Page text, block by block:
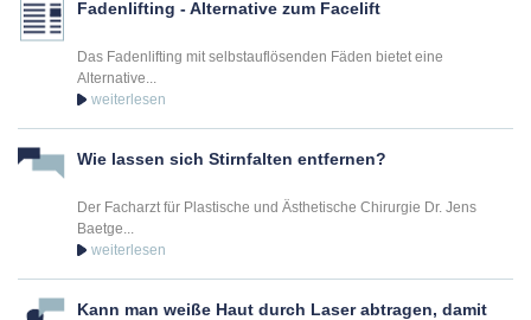
Fadenlifting - Alternative zum Facelift
Das Fadenlifting mit selbstauflösenden Fäden bietet eine
Alternative...
Wie lassen sich Stirnfalten entfernen?
Der Facharzt für Plastische und Ästhetische Chirurgie Dr. Jens
Baetge...
Kann man weiße Haut durch Laser abtragen, damit